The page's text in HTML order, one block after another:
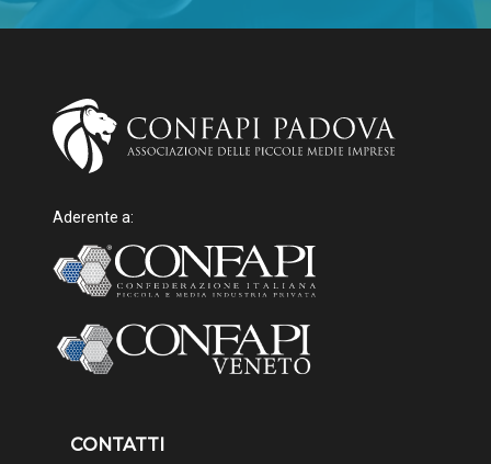
Aderente a:
CONTATTI